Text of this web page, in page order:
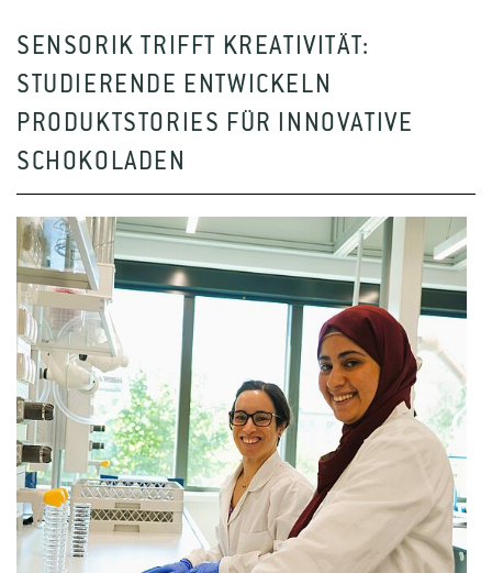
SENSORIK TRIFFT KREATIVITÄT:
STUDIERENDE ENTWICKELN
PRODUKTSTORIES FÜR INNOVATIVE
SCHOKOLADEN